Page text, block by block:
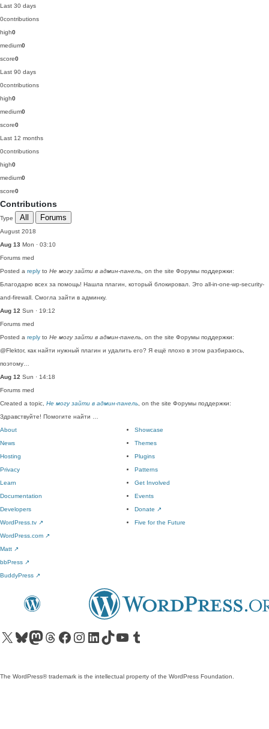
Last 30 days
0contributions
high0
medium0
score0
Last 90 days
0contributions
high0
medium0
score0
Last 12 months
0contributions
high0
medium0
score0
Contributions
Type All Forums
August 2018
Aug 13 Mon · 03:10
Forums med
Posted a reply to Не могу зайти в админ-панель , on the site Форумы поддержки:
Благодарю всех за помощь! Нашла плагин, который блокировал. Это all-in-one-wp-security-
and-firewall. Смогла зайти в админку.
Aug 12 Sun · 19:12
Forums med
Posted a reply to Не могу зайти в админ-панель , on the site Форумы поддержки:
@Flektor, как найти нужный плагин и удалить его? Я ещё плохо в этом разбираюсь,
поэтому…
Aug 12 Sun · 14:18
Forums med
Created a topic, Не могу зайти в админ-панель , on the site Форумы поддержки:
Здравствуйте! Помогите найти …
About
News
Hosting
Privacy
Showcase
Themes
Plugins
Patterns
Learn
Documentation
Developers
WordPress.tv ↗
Get Involved
Events
Donate ↗
Five for the Future
WordPress.com ↗
Matt ↗
bbPress ↗
BuddyPress ↗
Visit our X (formerly Twitter) account
Visit our Bluesky account
Visit our Mastodon account
Visit our Threads account
Visit our Facebook pageVisit our Instagram account
Visit our LinkedIn account
Visit our TikTok account
Visit our YouTube channel
Visit our Tumblr account
The WordPress® trademark is the intellectual property of the WordPress Foundation.